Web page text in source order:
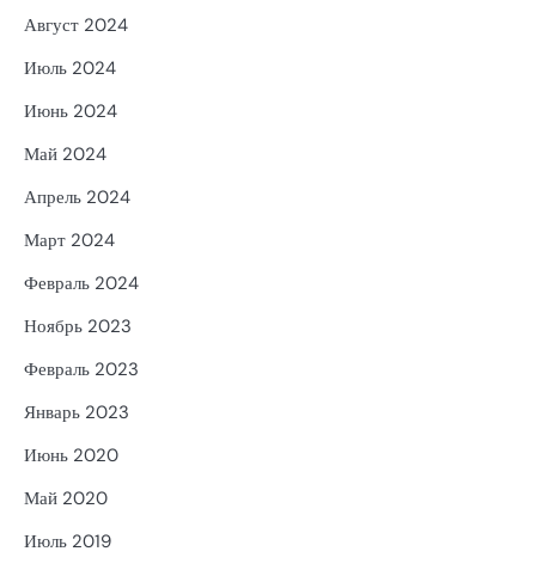
Август 2024
Июль 2024
Июнь 2024
Май 2024
Апрель 2024
Март 2024
Февраль 2024
Ноябрь 2023
Февраль 2023
Январь 2023
Июнь 2020
Май 2020
Июль 2019